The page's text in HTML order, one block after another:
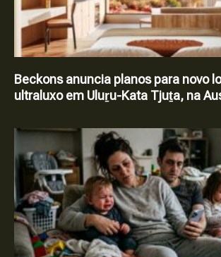
Beckons anuncia planos para novo
ultraluxo em Uluṟu-Kata Tjuṯa, na